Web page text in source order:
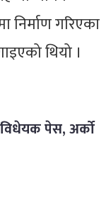
निर्माण गरिएका
थियो ।
विधेयक पेस, अर्को